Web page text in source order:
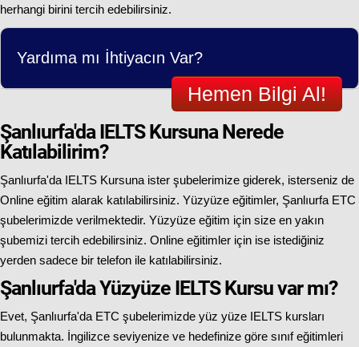
herhangi birini tercih edebilirsiniz.
Yardıma mı İhtiyacın Var?
Hemen Bilgi Al!
Şanlıurfa'da IELTS Kursuna Nerede
Katılabilirim?
Şanlıurfa'da IELTS Kursuna ister şubelerimize giderek, isterseniz de
Online eğitim alarak katılabilirsiniz. Yüzyüze eğitimler, Şanlıurfa ETC
şubelerimizde verilmektedir. Yüzyüze eğitim için size en yakın
şubemizi tercih edebilirsiniz. Online eğitimler için ise istediğiniz
yerden sadece bir telefon ile katılabilirsiniz.
Şanlıurfa'da Yüzyüze IELTS Kursu var mı?
Evet, Şanlıurfa'da ETC şubelerimizde yüz yüze IELTS kursları
bulunmakta. İngilizce seviyenize ve hedefinize göre sınıf eğitimleri